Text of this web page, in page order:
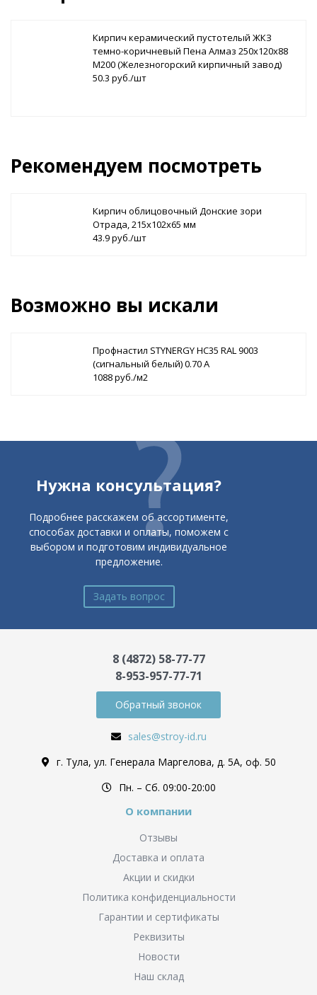
Кирпич керамический пустотелый ЖКЗ
темно-коричневый Пена Алмаз 250х120х88
М200 (Железногорский кирпичный завод)
50.3 руб./шт
Рекомендуем посмотреть
Кирпич облицовочный Донские зори
Отрада, 215х102х65 мм
43.9 руб./шт
Возможно вы искали
Профнастил STYNERGY НС35 RAL 9003
(сигнальный белый) 0.70 A
1088 руб./м2
Нужна консультация?
Подробнее расскажем об ассортименте,
способах доставки и оплаты, поможем с
выбором и подготовим индивидуальное
предложение.
Задать вопрос
8 (4872) 58-77-77
8-953-957-77-71
Обратный звонок
sales@stroy-id.ru
г. Тула, ул. Генерала Маргелова, д. 5А, оф. 50
Пн. – Cб. 09:00-20:00
О компании
Отзывы
Доставка и оплата
Акции и скидки
Политика конфиденциальности
Гарантии и сертификаты
Реквизиты
Новости
Наш склад